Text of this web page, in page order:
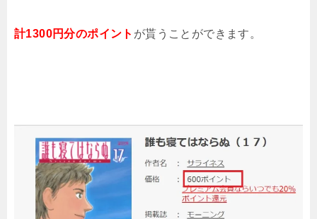
計1300円分のポイント が貰うことができます。